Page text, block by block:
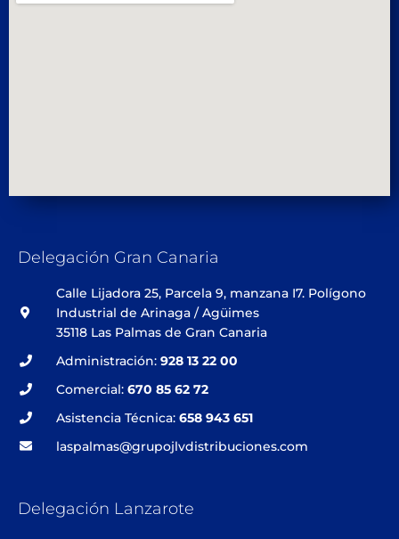
Delegación Gran Canaria
Calle Lijadora 25, Parcela 9, manzana I7. Polígono
Industrial de Arinaga / Agüimes
35118 Las Palmas de Gran Canaria
Administración: 928 13 22 00
Comercial: 670 85 62 72
Asistencia Técnica: 658 943 651
laspalmas@grupojlvdistribuciones.com
Delegación Lanzarote